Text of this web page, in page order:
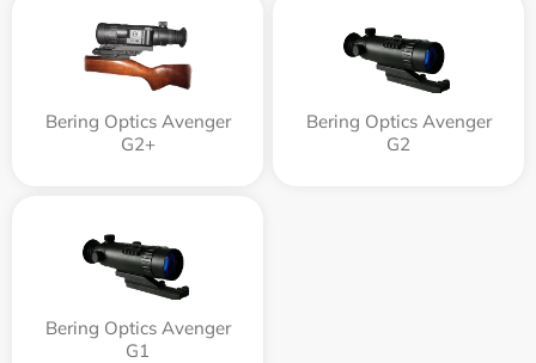
Bering Optics Avenger
G2+
Bering Optics Avenger
G2
Bering Optics Avenger
G1